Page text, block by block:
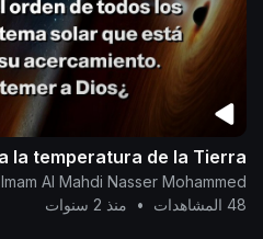
la temperatura de la Tierra
Al Mahdi Nasser Mohammed
48 المشاهدات
• منذ 2 سنوات